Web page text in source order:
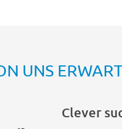
UNS
Clever